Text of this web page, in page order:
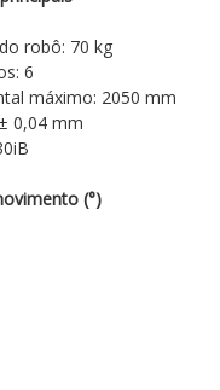
robô: 70 kg
6
máximo: 2050 mm
0,04 mm
(°)